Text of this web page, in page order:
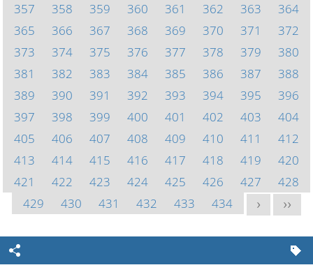
357
358 359 360 361 362 363
364
365
366 367 368 369 370 371
372
373
374 375 376 377 378 379
380
381
382 383 384 385 386 387
388
389
390 391 392 393 394 395
396
397
398 399 400 401 402 403
404
405
406 407 408 409 410 411
412
413
414 415 416 417 418 419
420
421
422 423 424 425 426 427
428
429
430 431 432 433 434 > >>